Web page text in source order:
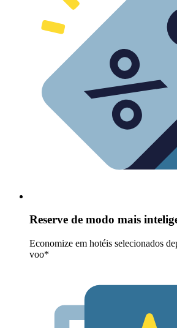
Reserve de modo mais
Economize em hotéis selecionados
voo*